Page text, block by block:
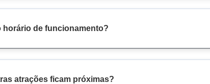
horário de funcionamento?
atrações ficam próximas?